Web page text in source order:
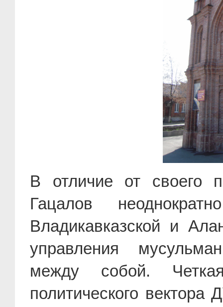
В отличие от своего
Гацалов
Владикавказской и
управления
между собой. Четкая
политического